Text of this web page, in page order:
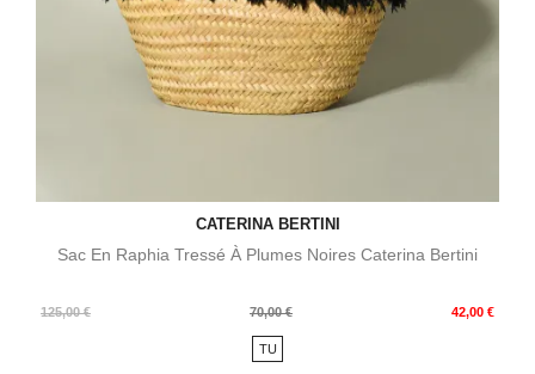
CATERINA BERTINI
Sac En Raphia Tressé À Plumes Noires Caterina Bertini
125,00 €
Prix
70,00 € 42,00 €
Prix
TU